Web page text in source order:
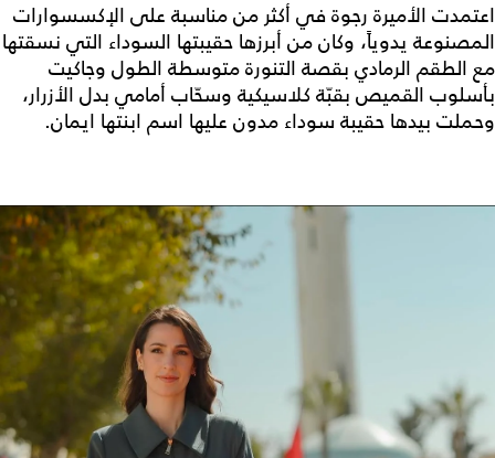
اعتمدت الأميرة رجوة في أكثر من مناسبة على الإكسسوارات
المصنوعة يدوياً، وكان من أبرزها حقيبتها السوداء التي نسقتها
مع الطقم الرمادي بقصة التنورة متوسطة الطول وجاكيت
بأسلوب القميص بقبّة كلاسيكية وسحّاب أمامي بدل الأزرار،
وحملت بيدها حقيبة سوداء مدون عليها اسم ابنتها ايمان.